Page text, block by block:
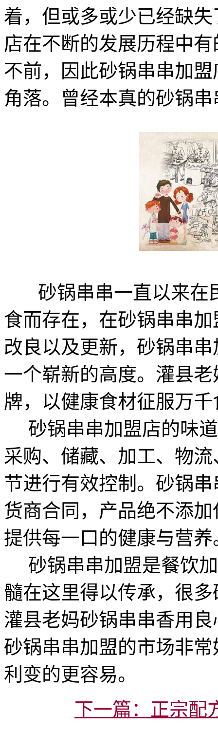
着，但或多或少已经缺
店在不断的发展历程中
不前，因此砂锅串串加
角落。曾经本真的砂锅
砂锅串串一直以来在
食而存在，在砂锅串串
改良以及更新，砂锅串
一个崭新的高度。灌县老
牌，以健康食材征服万千
砂锅串串加盟店的味
采购、储藏、加工、物
节进行有效控制。砂锅
货商合同，产品绝不添
提供每一口的健康与营养
砂锅串串加盟是餐饮
髓在这里得以传承，很
灌县老妈砂锅串串香用
砂锅串串加盟的市场非
利变的更容易。
下一篇：正宗配